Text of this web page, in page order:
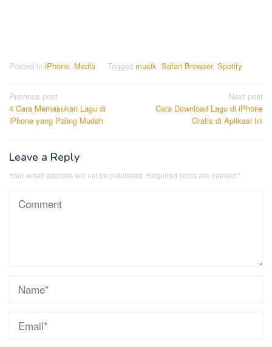
Posted in iPhone Media Tagged musik Safari Browser, Spotify
Post
navigation
Previous post
4 Cara Memasukan Lagu di
iPhone yang Paling Mudah
Next post
Cara Download Lagu di iPhone
Gratis di Aplikasi Ini
Leave a Reply
Your email address will not be published. Required fields are marked *